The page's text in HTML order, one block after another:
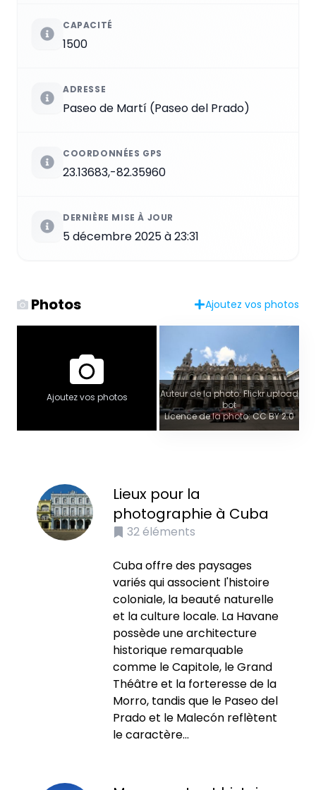
CAPACITÉ
1500
ADRESSE
Paseo de Martí (Paseo del Prado)
COORDONNÉES GPS
23.13683,-82.35960
DERNIÈRE MISE À JOUR
5 décembre 2025 à 23:31
Photos Ajoutez vos photos
Ajoutez vos photos
Auteur de la photo: Flickr upload
bot
Licence de la photo: CC BY 2.0
Lieux pour la
photographie à Cuba
32éléments
Cuba offre des paysages
variés qui associent l'histoire
coloniale, la beauté naturelle
et la culture locale. La Havane
possède une architecture
historique remarquable
comme le Capitole, le Grand
Théâtre et la forteresse de la
Morro, tandis que le Paseo del
Prado et le Malecón reflètent
le caractère...